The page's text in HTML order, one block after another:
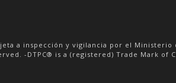
a inspección y vigilancia por el Ministerio
-DTPC® is a (registered) Trade Mark